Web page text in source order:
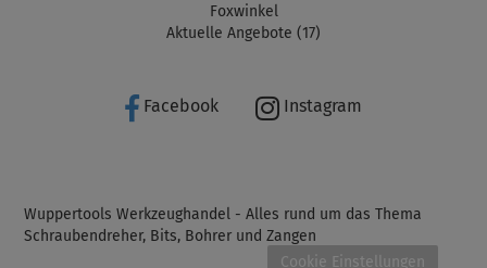
Foxwinkel
Aktuelle Angebote (17)
Facebook Instagram
Wuppertools Werkzeughandel - Alles rund um das Thema
Schraubendreher, Bits, Bohrer und Zangen
Cookie Einstellungen